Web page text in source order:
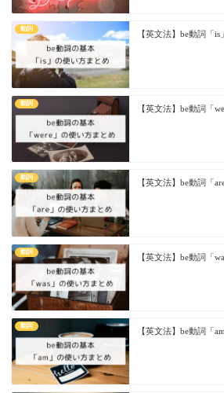
動詞
【英文法】be動詞「
動詞
【英文法】be動詞「
動詞
【英文法】be動詞「
動詞
【英文法】be動詞「
動詞
【英文法】be動詞「